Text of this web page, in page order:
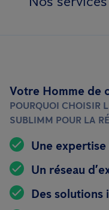
Votre Homme de
POURQUOI CHOISIR
SUBLIMM POUR LA
Une
Un réseau
Des solutions